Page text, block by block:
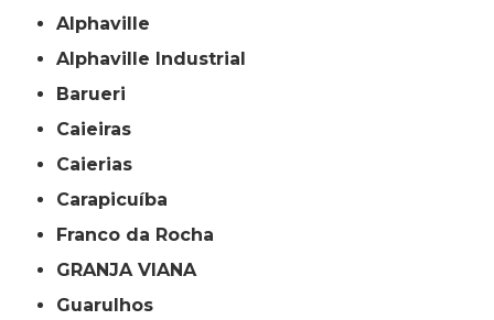
Alphaville
Alphaville Industrial
Barueri
Caieiras
Caierias
Carapicuíba
Franco da Rocha
GRANJA VIANA
Guarulhos